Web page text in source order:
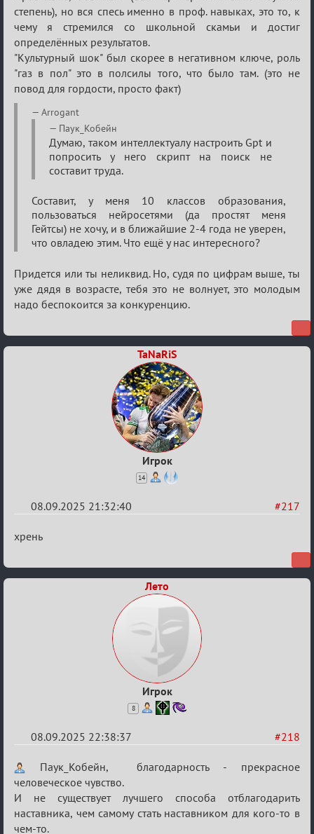
степень), но вся спесь именно в проф. навыках, это то, к
чему я стремился со школьной скамьи и достиг
определённых результатов.
"Культурный шок" был скорее в негативном ключе, роль
"газ в пол" это в полсилы того, что было там. (это не
повод для гордости, просто факт)
Arrogant
Паук_Кобейн
Думаю, таком интеллектуалу настроить Gpt и
попросить у него скрипт на поиск не
составит труда.
Составит, у меня 10 классов образования,
пользоваться нейросетями (да простят меня
Гейтсы) не хочу, и в ближайшие 2-4 года не уверен,
что овладею этим. Что ещё у нас интересного?
Придется или ты неликвид. Но, судя по цифрам выше, ты
уже дядя в возрасте, тебя это не волнует, это молодым
надо беспокоится за конкуренцию.
TaNaRiS
Игрок
14
#217
08.09.2025 21:32:40
Re:
«Universal»
хрень
Лето
Игрок
8
#218
08.09.2025 22:38:37
Re:
Обуждение
«Universal»
Паук_Кобейн, благодарность - прекрасное
человеческое чувство.
И не существует лучшего способа отблагодарить
наставника, чем самому стать наставником для кого-то в
чем-то.